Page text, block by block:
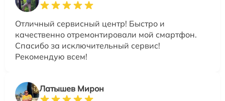
Отличный сервисный центр! Быстро и
качественно отремонтировали мой смартфон.
Спасибо за исключительный сервис!
Рекомендую всем!
Латышев Мирон